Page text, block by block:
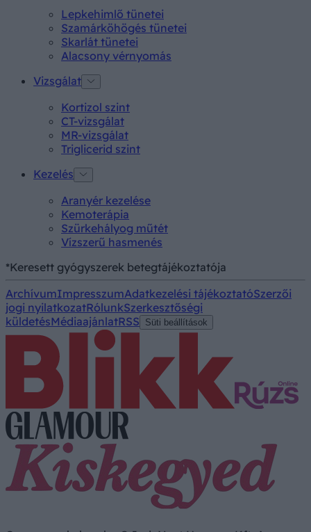
Lepkehimlő tünetei
Szamárköhögés tünetei
Skarlát tünetei
Alacsony vérnyomás
Vizsgálat
Kortizol szint
CT-vizsgálat
MR-vizsgálat
Triglicerid szint
Kezelés
Aranyér kezelése
Kemoterápia
Szürkehályog műtét
Vízszerű hasmenés
*Keresett gyógyszerek betegtájékoztatója
ArchívumImpresszumAdatkezelési tájékoztatóSzerzői
jogi nyilatkozatRólunkSzerkesztőségi
küldetésMédiaajánlatRSS Süti beállítások